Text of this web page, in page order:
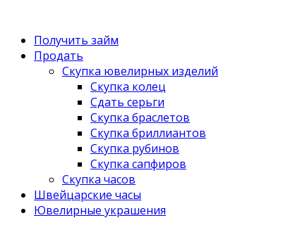
Получить займ
Продать
Скупка ювелирных изделий
Скупка колец
Сдать серьги
Скупка браслетов
Скупка бриллиантов
Скупка рубинов
Скупка сапфиров
Скупка часов
Швейцарские часы
Ювелирные украшения